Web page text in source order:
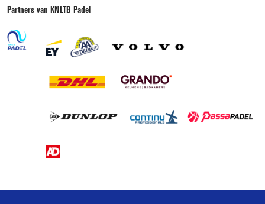
Partners van KNLTB Padel